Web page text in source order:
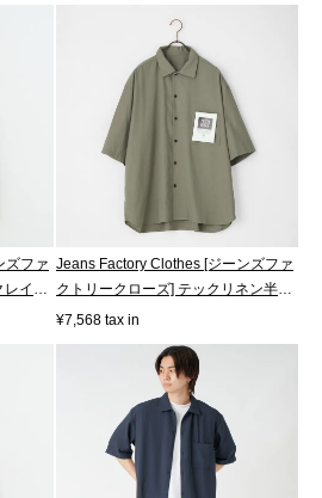
ズファ
レイ
Jeans Factory Clothes [ジーンズファ
クトリークローズ] テックリネン半
袖...
¥7,568 tax in